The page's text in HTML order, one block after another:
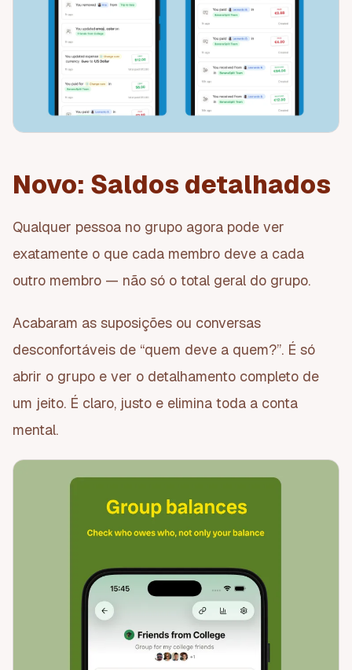
Novo: Saldos detalhados
Qualquer pessoa no grupo agora pode ver
exatamente o que cada membro deve a cada
outro membro — não só o total geral do grupo.
Acabaram as suposições ou conversas
desconfortáveis de “quem deve a quem?”. É só
abrir o grupo e ver o detalhamento completo de
um jeito. É claro, justo e elimina toda a conta
mental.